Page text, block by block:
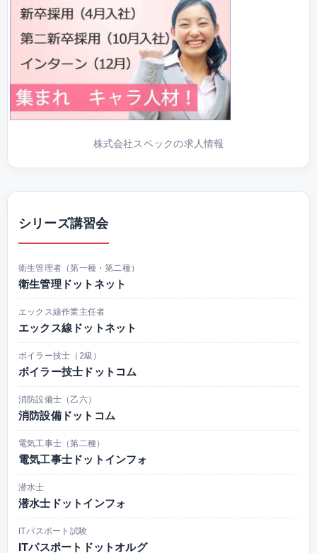
株式会社スペックの求人情報
シリーズ講習会
衛生管理者（第一種・第二種）
衛生管理ドットネット
エックス線作業主任者
エックス線ドットネット
ボイラー技士（2級）
ボイラー技士ドットコム
消防設備士（乙六）
消防設備ドットコム
電気工事士（第二種）
電気工事士ドットインフォ
潜水士
潜水士ドットインフォ
ITパスポート試験
ITパスポートドットオルグ